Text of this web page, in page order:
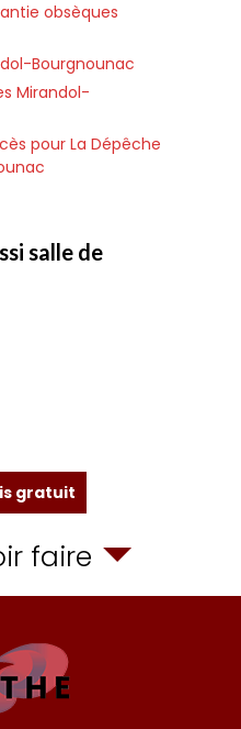
obsèques
Bourgnounac
Mirandol-
pour La Dépêche
salle de
gratuit
faire